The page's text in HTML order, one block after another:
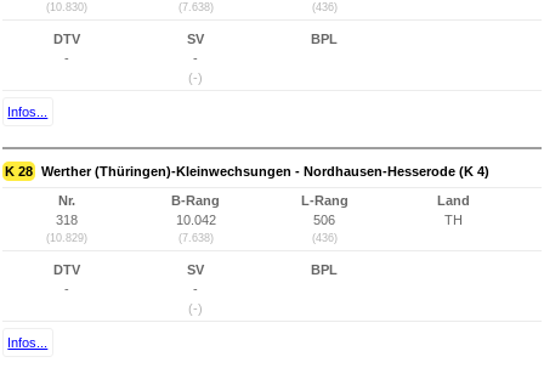
(10.830) (7.638) (436)
DTV
-
SV
-
(-)
BPL
Infos...
K 28 Werther (Thüringen)-Kleinwechsungen - Nordhausen-Hesserode (K 4)
Nr.
318
(10.829)
B-Rang
10.042
(7.638)
L-Rang
506
(436)
Land
TH
DTV
-
SV
-
(-)
BPL
Infos...